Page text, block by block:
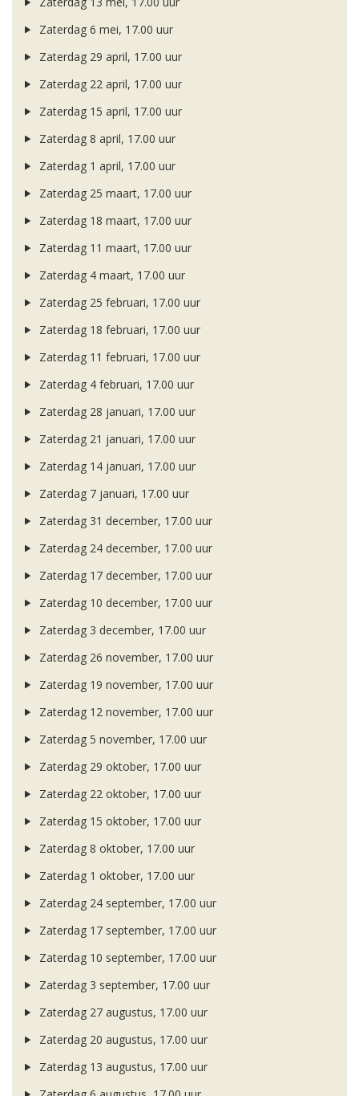
Zaterdag 6 mei, 17.00 uur
Zaterdag 29 april, 17.00 uur
Zaterdag 22 april, 17.00 uur
Zaterdag 15 april, 17.00 uur
Zaterdag 8 april, 17.00 uur
Zaterdag 1 april, 17.00 uur
Zaterdag 25 maart, 17.00 uur
Zaterdag 18 maart, 17.00 uur
Zaterdag 11 maart, 17.00 uur
Zaterdag 4 maart, 17.00 uur
Zaterdag 25 februari, 17.00 uur
Zaterdag 18 februari, 17.00 uur
Zaterdag 11 februari, 17.00 uur
Zaterdag 4 februari, 17.00 uur
Zaterdag 28 januari, 17.00 uur
Zaterdag 21 januari, 17.00 uur
Zaterdag 14 januari, 17.00 uur
Zaterdag 7 januari, 17.00 uur
Zaterdag 31 december, 17.00 uur
Zaterdag 24 december, 17.00 uur
Zaterdag 17 december, 17.00 uur
Zaterdag 10 december, 17.00 uur
Zaterdag 3 december, 17.00 uur
Zaterdag 26 november, 17.00 uur
Zaterdag 19 november, 17.00 uur
Zaterdag 12 november, 17.00 uur
Zaterdag 5 november, 17.00 uur
Zaterdag 29 oktober, 17.00 uur
Zaterdag 22 oktober, 17.00 uur
Zaterdag 15 oktober, 17.00 uur
Zaterdag 8 oktober, 17.00 uur
Zaterdag 1 oktober, 17.00 uur
Zaterdag 24 september, 17.00 uur
Zaterdag 17 september, 17.00 uur
Zaterdag 10 september, 17.00 uur
Zaterdag 3 september, 17.00 uur
Zaterdag 27 augustus, 17.00 uur
Zaterdag 20 augustus, 17.00 uur
Zaterdag 13 augustus, 17.00 uur